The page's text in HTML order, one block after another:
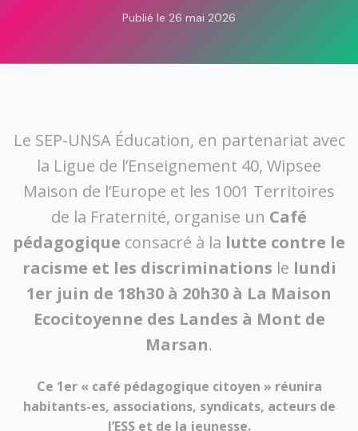
Publié le 26 mai 2026
Le SEP-UNSA Éducation, en partenariat avec
la Ligue de l’Enseignement 40, Wipsee
Maison de l’Europe et les 1001 Territoires
de la Fraternité, organise un Café
pédagogique consacré à la lutte contre le
racisme et les discriminations le lundi
1er juin de 18h30 à 20h30 à La Maison
Ecocitoyenne des Landes à Mont de
Marsan.
Ce 1er « café pédagogique citoyen » réunira
habitants-es, associations, syndicats, acteurs de
l’ESS et de la jeunesse.